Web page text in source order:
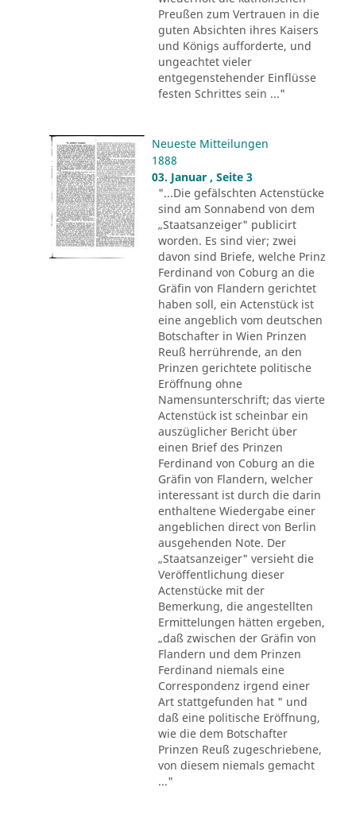
Preußen zum Vertrauen in die
guten Absichten ihres Kaisers
und Königs aufforderte, und
ungeachtet vieler
entgegenstehender Einflüsse
festen Schrittes sein ..."
Neueste Mitteilungen
1888
03. Januar , Seite 3
"...Die gefälschten Actenstücke
sind am Sonnabend von dem
„Staatsanzeiger" publicirt
worden. Es sind vier; zwei
davon sind Briefe, welche Prinz
Ferdinand von Coburg an die
Gräfin von Flandern gerichtet
haben soll, ein Actenstück ist
eine angeblich vom deutschen
Botschafter in Wien Prinzen
Reuß herrührende, an den
Prinzen gerichtete politische
Eröffnung ohne
Namensunterschrift; das vierte
Actenstück ist scheinbar ein
auszüglicher Bericht über
einen Brief des Prinzen
Ferdinand von Coburg an die
Gräfin von Flandern, welcher
interessant ist durch die darin
enthaltene Wiedergabe einer
angeblichen direct von Berlin
ausgehenden Note. Der
„Staatsanzeiger" versieht die
Veröffentlichung dieser
Actenstücke mit der
Bemerkung, die angestellten
Ermittelungen hätten ergeben,
„daß zwischen der Gräfin von
Flandern und dem Prinzen
Ferdinand niemals eine
Correspondenz irgend einer
Art stattgefunden hat " und
daß eine politische Eröffnung,
wie die dem Botschafter
Prinzen Reuß zugeschriebene,
von diesem niemals gemacht
..."